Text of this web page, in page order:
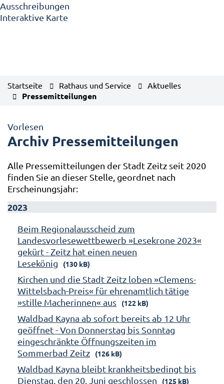
Ausschreibungen
Interaktive Karte
Startseite Rathaus und Service Aktuelles
Pressemitteilungen
Vorlesen
Archiv Pressemitteilungen
Alle Pressemitteilungen der Stadt Zeitz seit 2020
finden Sie an dieser Stelle, geordnet nach
Erscheinungsjahr:
2023
Beim Regionalausscheid zum
Landesvorlesewettbewerb »Lesekrone 2023«
gekürt - Zeitz hat einen neuen
Lesekönig
(130 kB)
Kirchen und die Stadt Zeitz loben »Clemens-
Wittelsbach-Preis« für ehrenamtlich tätige
»stille Macherinnen« aus
(122 kB)
Waldbad Kayna ab sofort bereits ab 12 Uhr
geöffnet - Von Donnerstag bis Sonntag
eingeschränkte Öffnungszeiten im
Sommerbad Zeitz
(126 kB)
Waldbad Kayna bleibt krankheitsbedingt bis
Dienstag, den 20. Juni geschlossen
(125 kB)